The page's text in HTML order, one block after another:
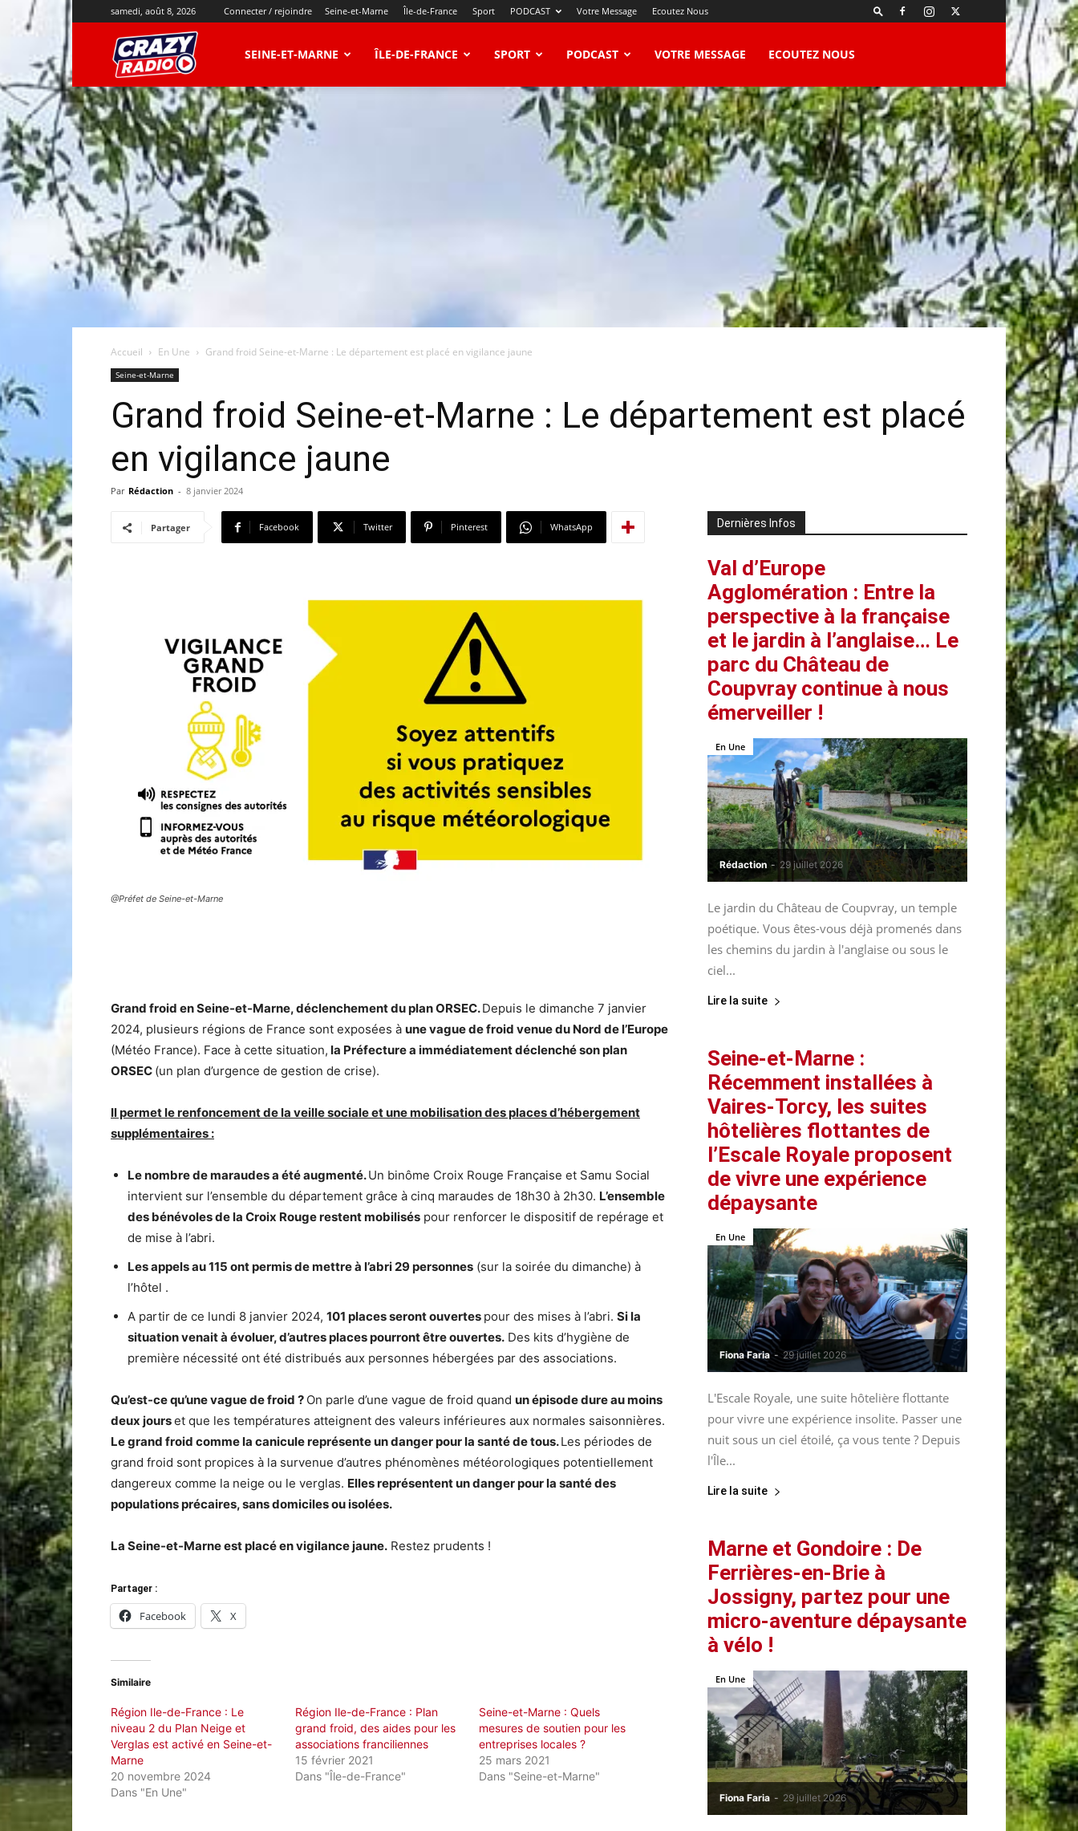
samedi, août 8, 2026 Connecter / rejoindre Seine-et-Marne Île-de-France Sport PODCAST Votre Message Ecoutez Nous
RADIO
SEINE-ET-MARNE ÎLE-DE-FRANCE SPORT PODCAST VOTRE MESSAGE ECOUTEZ NOUS
Accueil En Une Grand froid Seine-et-Marne : Le département est placé en vigilance jaune
Seine-et-Marne
Grand froid Seine-et-Marne : Le département est placé
en vigilance jaune
Par Rédaction - 8 janvier 2024
Partager Facebook Twitter Pinterest WhatsApp
@Préfet de Seine-et-Marne
Grand froid en Seine-et-Marne, déclenchement du plan ORSEC.Depuis le dimanche 7 janvier
2024, plusieurs régions de France sont exposées à une vague de froid venue du Nord de l’Europe
(Météo France). Face à cette situation, la Préfecture a immédiatement déclenché son plan
ORSEC (un plan d’urgence de gestion de crise).
Il permet le renfoncement de la veille sociale et une mobilisation des places d’hébergement
supplémentaires :
Le nombre de maraudes a été augmenté.Un binôme Croix Rouge Française et Samu Social
intervient sur l’ensemble du département grâce à cinq maraudes de 18h30 à 2h30. L’ensemble
des bénévoles de la Croix Rouge restent mobilisés pour renforcer le dispositif de repérage et
de mise à l’abri.
Les appels au 115 ont permis de mettre à l’abri 29 personnes (sur la soirée du dimanche) à
l’hôtel .
A partir de ce lundi 8 janvier 2024, 101 places seront ouvertes pour des mises à l’abri. Si la
situation venait à évoluer, d’autres places pourront être ouvertes. Des kits d’hygiène de
première nécessité ont été distribués aux personnes hébergées par des associations.
Qu’est-ce qu’une vague de froid ? On parle d’une vague de froid quand un épisode dure au moins
deux jourset que les températures atteignent des valeurs inférieures aux normales saisonnières.
Le grand froid comme la canicule représente un danger pour la santé de tous.Les périodes de
grand froid sont propices à la survenue d’autres phénomènes météorologiques potentiellement
dangereux comme la neige ou le verglas. Elles représentent un danger pour la santé des
populations précaires, sans domiciles ou isolées.
La Seine-et-Marne est placé en vigilance jaune. Restez prudents !
Partager :
Facebook X
Similaire
Région Ile-de-France : Le
niveau 2 du Plan Neige et
Verglas est activé en Seine-et-
Marne
20 novembre 2024
Dans "En Une"
Région Ile-de-France : Plan
grand froid, des aides pour les
associations franciliennes
15 février 2021
Dans "Île-de-France"
Seine-et-Marne : Quels
mesures de soutien pour les
entreprises locales ?
25 mars 2021
Dans "Seine-et-Marne"
Dernières Infos
Val d’Europe
Agglomération : Entre la
perspective à la française
et le jardin à l’anglaise… Le
parc du Château de
Coupvray continue à nous
émerveiller !
Rédaction - 29 juillet 2026
En Une
Le jardin du Château de Coupvray, un temple
poétique. Vous êtes-vous déjà promenés dans
les chemins du jardin à l'anglaise ou sous le
ciel...
Lire la suite
Seine-et-Marne :
Récemment installées à
Vaires-Torcy, les suites
hôtelières flottantes de
l’Escale Royale proposent
de vivre une expérience
dépaysante
Fiona Faria - 29 juillet 2026
En Une
L'Escale Royale, une suite hôtelière flottante
pour vivre une expérience insolite. Passer une
nuit sous un ciel étoilé, ça vous tente ? Depuis
l'Île...
Lire la suite
Marne et Gondoire : De
Ferrières-en-Brie à
Jossigny, partez pour une
micro-aventure dépaysante
à vélo !
Fiona Faria - 29 juillet 2026
En Une